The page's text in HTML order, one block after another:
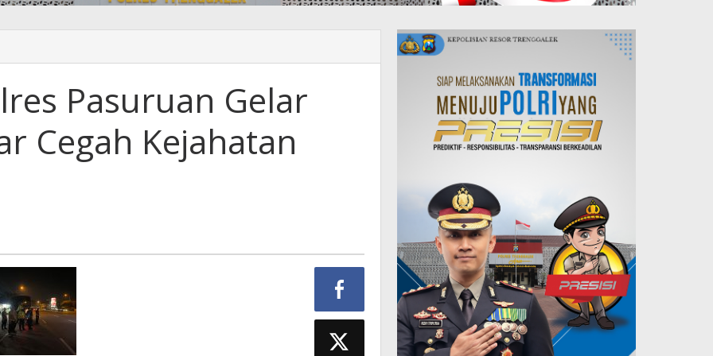
Pasuruan Gelar
Cegah Kejahatan